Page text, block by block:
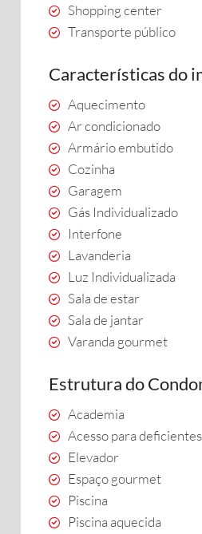
Shopping center
Transporte público
Características do
Aquecimento
Ar condicionado
Armário embutido
Cozinha
Garagem
Gás Individualizado
Interfone
Lavanderia
Luz Individualizada
Sala de estar
Sala de jantar
Varanda gourmet
Estrutura do
Academia
Acesso para deficientes
Elevador
Espaço gourmet
Piscina
Piscina aquecida